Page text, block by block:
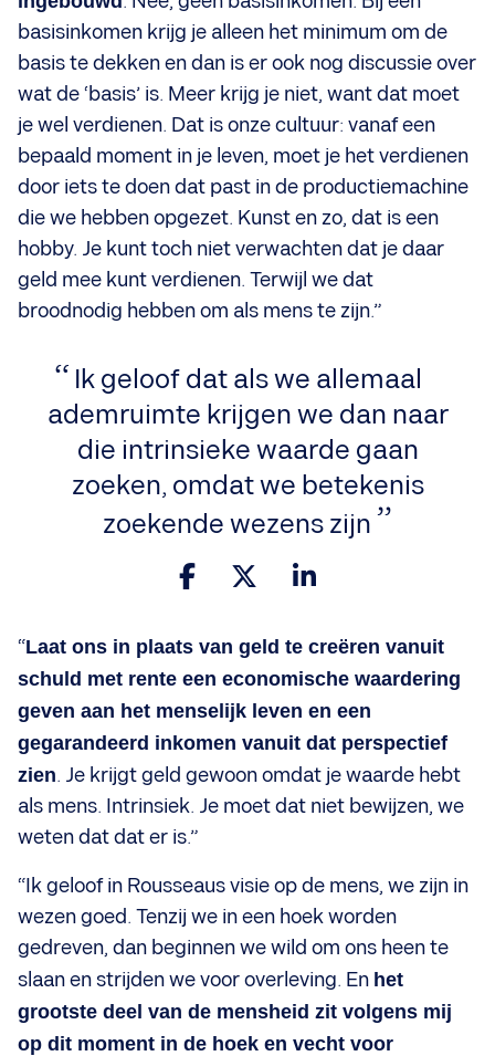
basisinkomen krijg je alleen het minimum om de
basis te dekken en dan is er ook nog discussie over
wat de ‘basis’ is. Meer krijg je niet, want dat moet
je wel verdienen. Dat is onze cultuur: vanaf een
bepaald moment in je leven, moet je het verdienen
door iets te doen dat past in de productiemachine
die we hebben opgezet. Kunst en zo, dat is een
hobby. Je kunt toch niet verwachten dat je daar
geld mee kunt verdienen. Terwijl we dat
broodnodig hebben om als mens te zijn.”
Ik geloof dat als we allemaal
ademruimte krijgen we dan naar
die intrinsieke waarde gaan
zoeken, omdat we betekenis
zoekende wezens zijn
“Laat ons in plaats van geld te creëren vanuit
schuld met rente een economische waardering
geven aan het menselijk leven en een
gegarandeerd inkomen vanuit dat perspectief
zien. Je krijgt geld gewoon omdat je waarde hebt
als mens. Intrinsiek. Je moet dat niet bewijzen, we
weten dat dat er is.”
“Ik geloof in Rousseaus visie op de mens, we zijn in
wezen goed. Tenzij we in een hoek worden
gedreven, dan beginnen we wild om ons heen te
slaan en strijden we voor overleving. En het
grootste deel van de mensheid zit volgens mij
op dit moment in de hoek en vecht voor